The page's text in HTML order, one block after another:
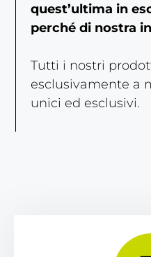
quest’ultima in
perché di nostra
Tutti i nostri
esclusivamente a
unici ed esclusivi.